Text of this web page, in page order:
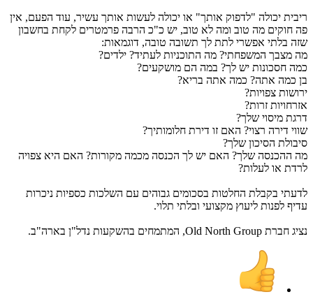
ריבית יכולה "לדפוק אותך" או יכולה לעשות אותך עשיר, עוד הפעם, אין
פה חוקים מה טוב ומה לא טוב, יש כ"כ הרבה פרמטרים לקחת בחשבון
שזה בלתי אפשרי לתת לך תשובה טובה, דוגמאות:
מה מצבך המשפחתי? מה התוכניות לעתיד? ילדים?
כמה חסכונות יש לך? במה הם מושקעים?
בן כמה אתה? כמה אתה בריא?
ירושות צפויות?
אזרחויות זרות?
דרגת מיסוי שלך?
שווי דירה רצוי? האם זו דירת חלומותיך?
סיבולת הסיכון שלך?
מה ההכנסה שלך? האם יש לך הכנסה מכמה מקורות? האם היא צפויה
לרדת או לעלות?
לדעתי בקבלת החלטות בסכומים גבוהים עם השלכות כספיות ניכרות
עדיף לפנות ליעוץ מקצועי ובלתי תלוי.
נציג חברת Old North Group, המתמחים בהשקעות נדל"ן בארה"ב.